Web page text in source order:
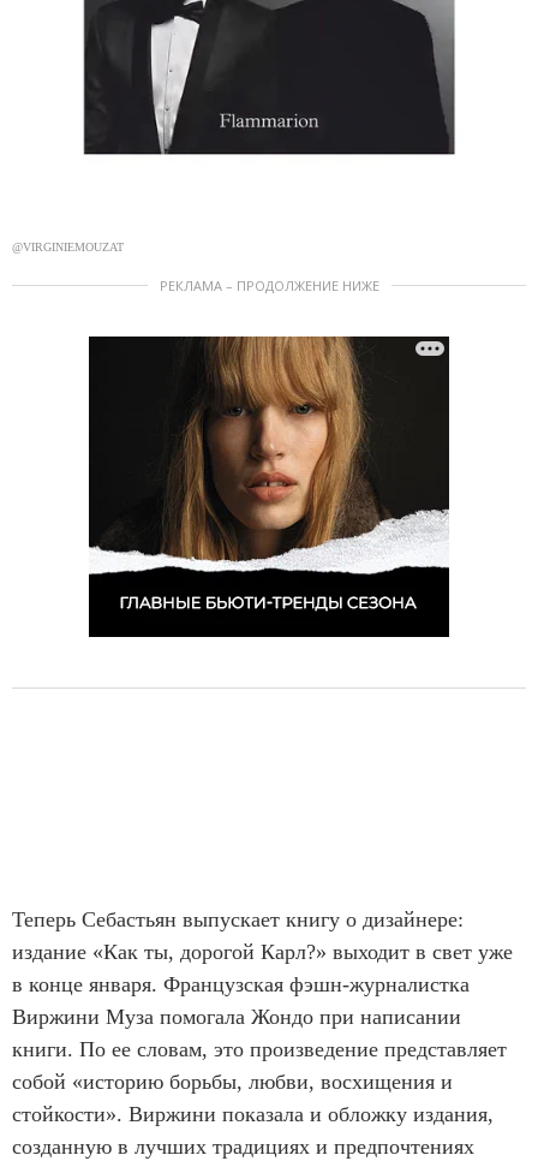
@VIRGINIEMOUZAT
РЕКЛАМА – ПРОДОЛЖЕНИЕ НИЖЕ
Теперь Себастьян выпускает книгу о дизайнере:
издание «Как ты, дорогой Карл?» выходит в свет уже
в конце января. Французская фэшн-журналистка
Виржини Муза помогала Жондо при написании
книги. По ее словам, это произведение представляет
собой «историю борьбы, любви, восхищения и
стойкости». Виржини показала и обложку издания,
созданную в лучших традициях и предпочтениях